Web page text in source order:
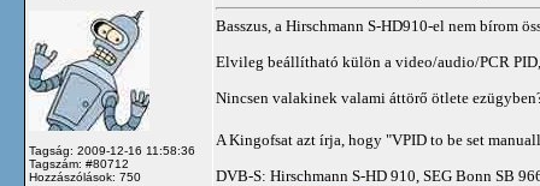
Tagság: 2009-12-16 11:58:36
Tagszám: #80712
Hozzászólások: 750
Basszus, a Hirschmann S-HD910-el nem bírom
Elvileg beállítható külön a video/audio/PCR
Nincsen valakinek valami áttörő ötlete
A Kingofsat azt írja, hogy "VPID to be set
DVB-S: Hirschmann S-HD 910, SEG Bonn SB